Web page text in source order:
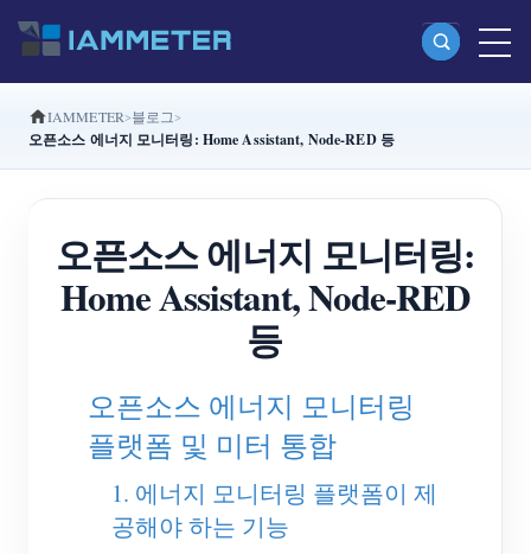
제품
삼상 Wi-Fi 에너지 계량기 (WEM3080T)
삼상 Wi-Fi 에너지 계량기 (WEM3046T)
삼상 Wi-Fi 에너지 계량기 (WEM3050T)
WiFi 전력 컨트롤러
IAMMETER Cloud Pro
셀프 호스팅 서비스
EV 충전기
IAMMETER 블로그
오픈소스 에너지 모니터링: Home Assistant, Node-RED 등
오픈소스 에너지 모니터링:
Home Assistant, Node-RED
등
오픈소스 에너지 모니터링
플랫폼 및 미터 통합
1. 에너지 모니터링 플랫폼이 제
공해야 하는 기능